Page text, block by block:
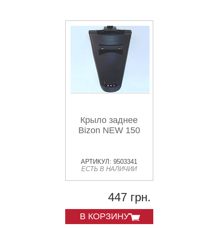
Крыло заднее
Bizon NEW 150
АРТИКУЛ: 9503341
ЕСТЬ В НАЛИЧИИ
447 грн.
В КОРЗИНУ